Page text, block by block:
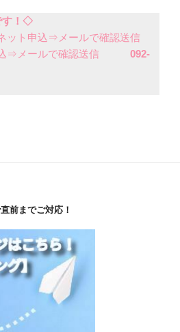
す！◇
ット申込⇒メールで確認送信
⇒メールで確認送信 092-
前までご対応！